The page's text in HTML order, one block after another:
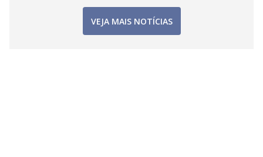
VEJA MAIS NOTÍCIAS